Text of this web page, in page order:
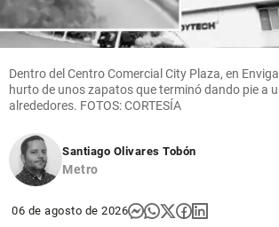
Dentro del Centro Comercial City Plaza, en
hurto de unos zapatos que terminó dando pie a
alrededores. FOTOS: CORTESÍA
Santiago Olivares Tobón
Metro
06 de agosto de 2026